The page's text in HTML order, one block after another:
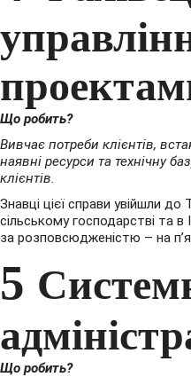
Що робить?
Вивчає потреби клієнтів,
наявні ресурси та технічну
клієнтів.
Знавці цієї справи увійшли
сільському господарстві та в
за розповсюдженістю – на
5
Що робить?